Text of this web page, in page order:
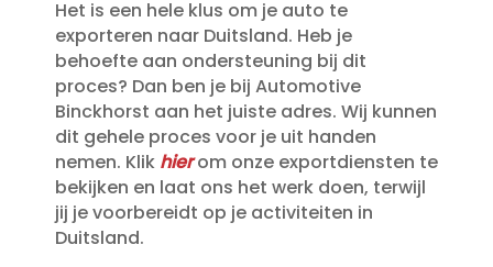
Het is een hele klus om je auto te
exporteren naar Duitsland.​ Heb je
behoefte aan ondersteuning bij dit
proces? Dan ben je bij Automotive
Binckhorst aan het juiste adres.​ Wij kunnen
dit gehele proces voor je uit handen
nemen.​ Klik hierom onze exportdiensten te
bekijken en laat ons het werk doen, terwijl
jij je voorbereidt op je activiteiten in
Duitsland.​